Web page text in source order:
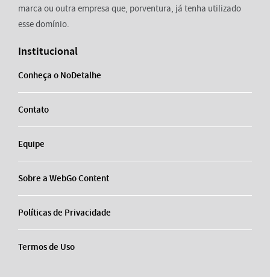
marca ou outra empresa que, porventura, já tenha utilizado
esse domínio.
Institucional
Conheça o NoDetalhe
Contato
Equipe
Sobre a WebGo Content
Políticas de Privacidade
Termos de Uso